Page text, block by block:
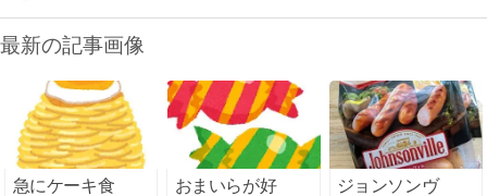
最新の記事画像
急にケーキ食
おまいらが好
ジョンソンヴ